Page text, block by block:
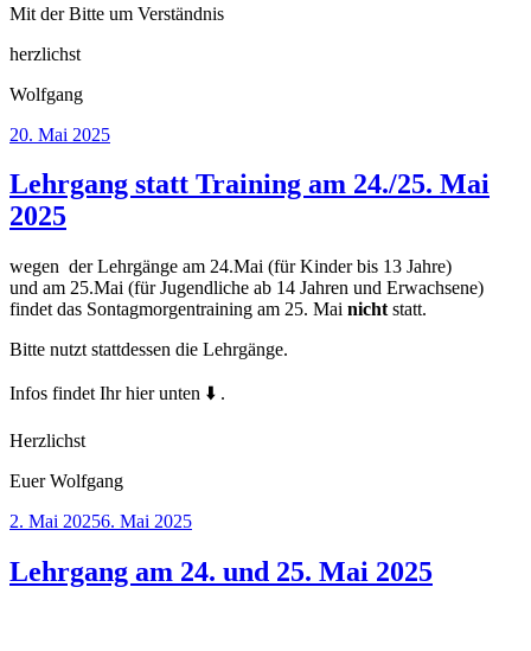
Mit der Bitte um Verständnis
herzlichst
Wolfgang
Veröffentlicht
20. Mai 2025
Lehrgang statt Training am 24./25. Mai
2025
wegen der Lehrgänge am 24.Mai (für Kinder bis 13 Jahre)
und am 25.Mai (für Jugendliche ab 14 Jahren und Erwachsene)
findet das Sontagmorgentraining am 25. Mai nicht statt.
Bitte nutzt stattdessen die Lehrgänge.
Infos findet Ihr hier unten ⬇️ .
Herzlichst
Euer Wolfgang
Veröffentlicht
2. Mai 20256. Mai 2025
Lehrgang am 24. und 25. Mai 2025